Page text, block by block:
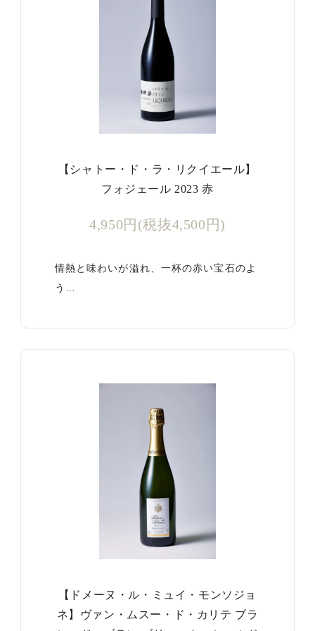
【シャトー・ド・ラ・リクイエール】
フォジェール 2023 赤
4,950円(税抜4,500円)
情熱と味わいが溢れ、一杯の赤い宝石のよ
う…
【ドメーヌ・ル・ミュイ・モンソジョ
ネ】ヴァン・ムスー・ド・カリテ ブラ